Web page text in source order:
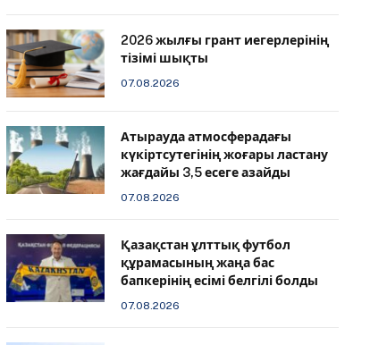
2026 жылғы грант иегерлерінің
тізімі шықты
07.08.2026
Атырауда атмосферадағы
күкіртсутегінің жоғары ластану
жағдайы 3,5 есеге азайды
07.08.2026
Қазақстан ұлттық футбол
құрамасының жаңа бас
бапкерінің есімі белгілі болды
07.08.2026